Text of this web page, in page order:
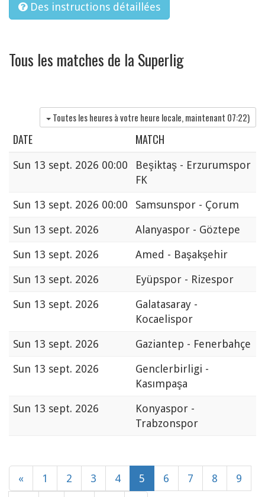
Des instructions détaillées
Tous les matches de la Superlig
Toutes les heures à votre heure locale, maintenant 07:22)
DATE MATCH
Sun 13 sept. 2026 00:00
Beşiktaş - Erzurumspor
FK
Sun 13 sept. 2026 00:00
Samsunspor - Çorum
Sun 13 sept. 2026
Alanyaspor - Göztepe
Sun 13 sept. 2026
Amed - Başakşehir
Sun 13 sept. 2026
Eyüpspor - Rizespor
Sun 13 sept. 2026
Galatasaray -
Kocaelispor
Sun 13 sept. 2026
Gaziantep - Fenerbahçe
Sun 13 sept. 2026
Genclerbirligi -
Kasımpaşa
Sun 13 sept. 2026
Konyaspor -
Trabzonspor
« 1 2 3 4 5 6 7 8 9